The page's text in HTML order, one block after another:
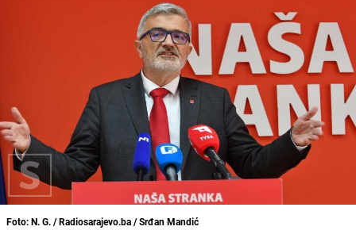
Foto: N. G. / Radiosarajevo.ba / Srđan Mandić